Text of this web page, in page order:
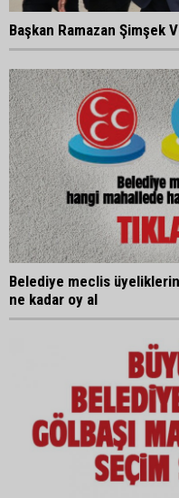
Başkan Ramazan Şimşek
Belediye meclis
ne kadar oy al